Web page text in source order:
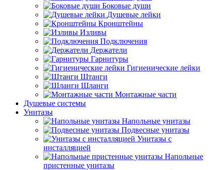
Боковые души
Душевые лейки
Кронштейны
Изливы
Подключения
Держатели
Гарнитуры
Гигиенические лейки
Штанги
Шланги
Монтажные части
Душевые системы
Унитазы
Напольные унитазы
Подвесные унитазы
Унитазы с
инсталляцией
Напольные
пристенные унитазы